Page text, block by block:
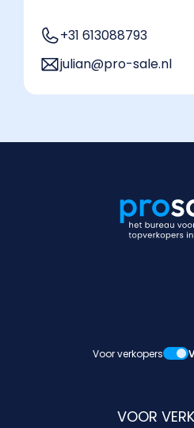
+31 613088793
julian@pro-sale.nl
Voor verkopers
VOOR